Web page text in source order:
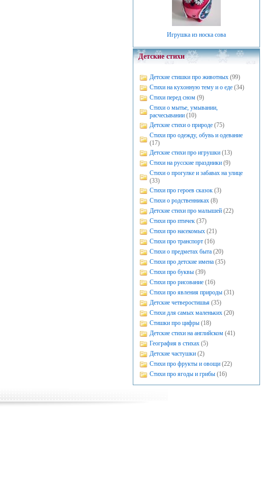
Игрушка из носка сова
Детские стихи
Детские стишки про животных (99)
Стихи на кухонную тему и о еде (34)
Стихи перед сном (9)
Стихи о мытье, умывании,
расчесывании (10)
Детские стихи о природе (75)
Стихи про одежду, обувь и одевание
(17)
Детские стихи про игрушки (13)
Стихи на русские праздники (9)
Стихи о прогулке и забавах на улице
(33)
Стихи про героев сказок (3)
Стихи о родственниках (8)
Детские стихи про малышей (22)
Стихи про птичек (37)
Стихи про насекомых (21)
Стихи про транспорт (16)
Стихи о предметах быта (20)
Стихи про детские имена (35)
Стихи про буквы (39)
Стихи про рисование (16)
Стихи про явления природы (31)
Детские четверостишья (35)
Стихи для самых маленьких (20)
Стишки про цифры (18)
Детские стихи на английском (41)
География в стихах (5)
Детские частушки (2)
Стихи про фрукты и овощи (22)
Стихи про ягоды и грибы (16)